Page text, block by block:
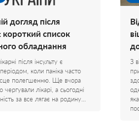
догляд після
короткий список
обладнання
після інсульту є
коли паніка часто
полегшенню. Ще вчора
чергували лікарі, а сьогодні
за все лягає на родину…
З